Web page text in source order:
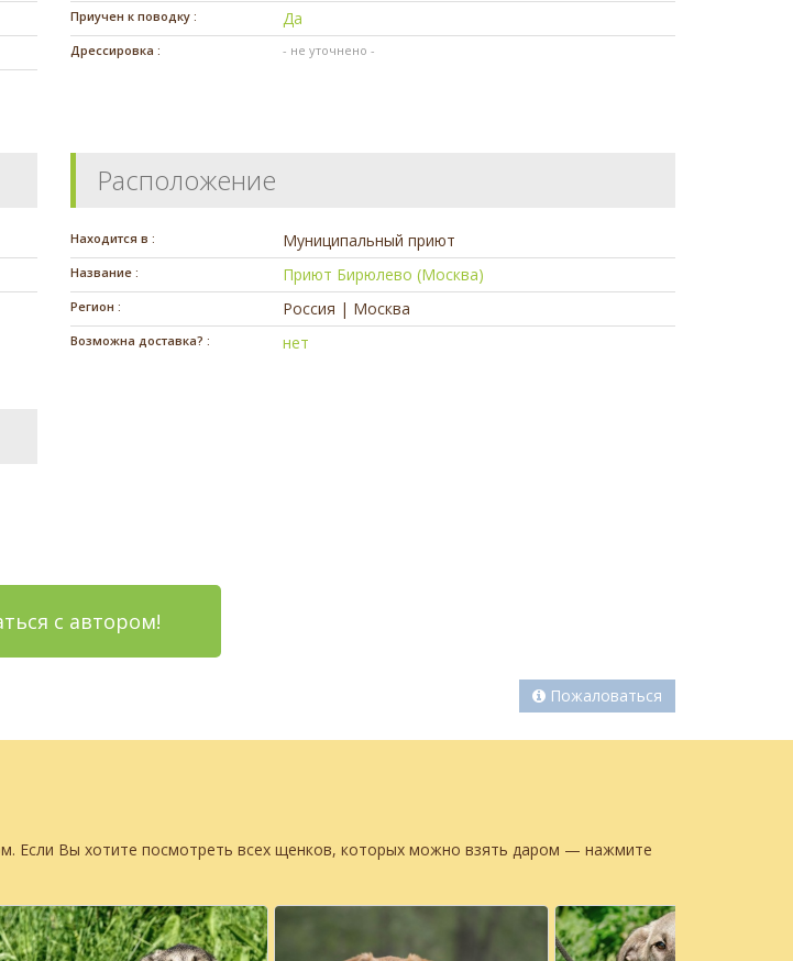
Приучен к поводку : Да
Дрессировка : - не уточнено -
Расположение
Находится в : Муниципальный приют
Название : Приют Бирюлево (Москва)
Регион : Россия | Москва
Возможна доставка? : нет
с автором!
Пожаловаться
Если Вы хотите посмотреть всех щенков, которых можно взять даром — нажмите